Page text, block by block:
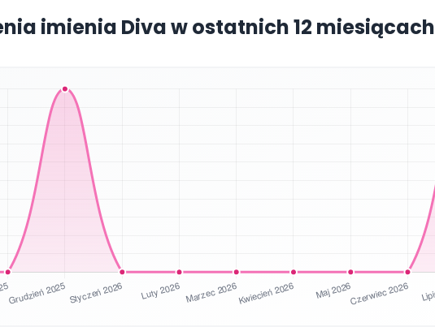
imienia Diva w ostatnich 12 miesiącach